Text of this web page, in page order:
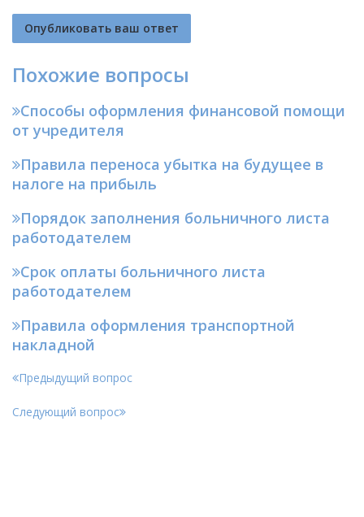
Похожие вопросы
Способы оформления финансовой помощи
от учредителя
Правила переноса убытка на будущее в
налоге на прибыль
Порядок заполнения больничного листа
работодателем
Срок оплаты больничного листа
работодателем
Правила оформления транспортной
накладной
Предыдущий вопрос
Следующий вопрос